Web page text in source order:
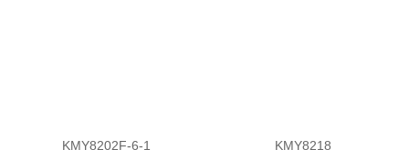
KMY8202F-6-1 KMY8218